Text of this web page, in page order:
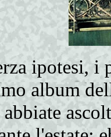
ipotesi, i
album